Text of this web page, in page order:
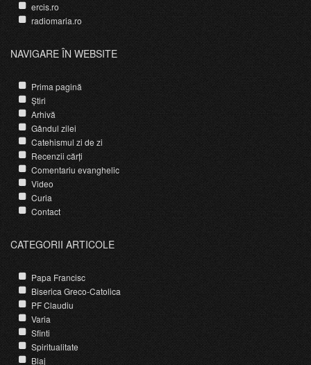
ercis.ro
radiomaria.ro
NAVIGARE ÎN WEBSITE
Prima pagină
Știri
Arhivă
Gândul zilei
Catehismul zi de zi
Recenzii cărți
Comentariu evanghelic
Video
Curia
Contact
CATEGORII ARTICOLE
Papa Francisc
Biserica Greco-Catolica
PF Claudiu
Varia
Sfinti
Spiritualitate
Blaj